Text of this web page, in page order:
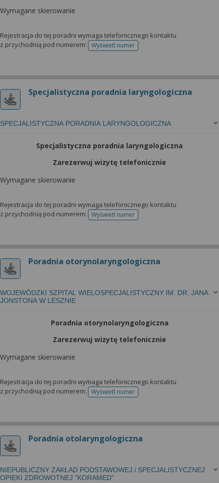
Wymagane skierowanie
Rejestracja do tej poradni wymaga telefonicznego kontaktu
z przychodnią pod numerem:
Wyświetl numertelefonu do rejestracji
Specjalistyczna poradnia laryngologiczna
SPECJALISTYCZNA PORADNIA LARYNGOLOGICZNA
Specjalistyczna poradnia laryngologiczna
Zarezerwuj wizytę telefonicznie
Wymagane skierowanie
Rejestracja do tej poradni wymaga telefonicznego kontaktu
z przychodnią pod numerem:
Wyświetl numertelefonu do rejestracji
Poradnia otorynolaryngologiczna
WOJEWÓDZKI SZPITAL WIELOSPECJALISTYCZNY IM. DR. JANA
JONSTONA W LESZNIE
Poradnia otorynolaryngologiczna
Zarezerwuj wizytę telefonicznie
Wymagane skierowanie
Rejestracja do tej poradni wymaga telefonicznego kontaktu
z przychodnią pod numerem:
Wyświetl numertelefonu do rejestracji
Poradnia otolaryngologiczna
NIEPUBLICZNY ZAKŁAD PODSTAWOWEJ i SPECJALISTYCZNEJ
OPIEKI ZDROWOTNEJ "KORAMED"